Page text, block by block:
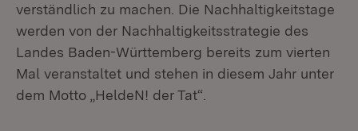
verständlich zu machen. Die Nachhaltigkeitstage
werden von der Nachhaltigkeitsstrategie des
Landes Baden-Württemberg bereits zum vierten
Mal veranstaltet und stehen in diesem Jahr unter
dem Motto „HeldeN! der Tat“.